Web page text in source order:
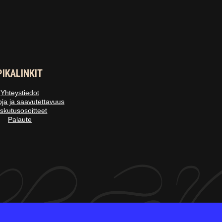
Yhteystiedot
ja saavutettavuus
Palaute